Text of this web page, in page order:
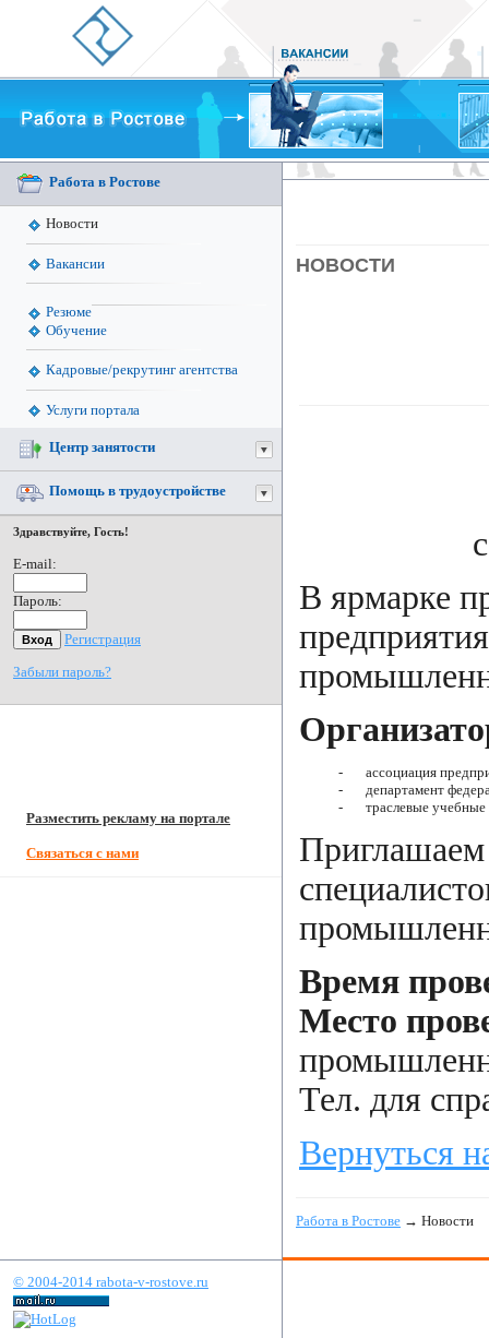
Работа в Ростове
Новости
Вакансии
Резюме
Обучение
Кадровые/рекрутинг агентства
Услуги портала
Центр занятости
Помощь в трудоустройстве
Здравствуйте, Гость!
E-mail:
Пароль:
Регистрация
Забыли пароль?
Разместить рекламу на портале
Связаться с нами
НОВОСТИ
В ярмарке
-
ассоциация
-
департамент
-
траслевые учебные
Приглашаем
Время
Место
Тел. для
Вернуться
Работа в Ростове → Новости
© 2004-2014 rabota-v-rostove.ru